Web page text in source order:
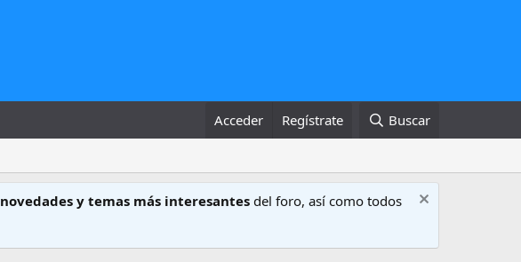
Acceder Regístrate Buscar
novedades y temas más interesantes del foro, así como todos